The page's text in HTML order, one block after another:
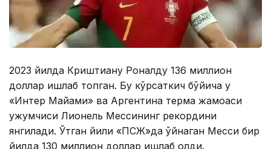
2023 йилда Криштиану Роналду 136 миллион
доллар ишлаб топган. Бу кўрсаткич бўйича у
«Интер Майами» ва Аргентина терма жамоаси
ҳужумчиси Лионель Мессининг рекордини
янгилади. Ўтган йили «ПСЖ»да ўйнаган Месси бир
йилда 130 миллион доллар ишлаб олди.